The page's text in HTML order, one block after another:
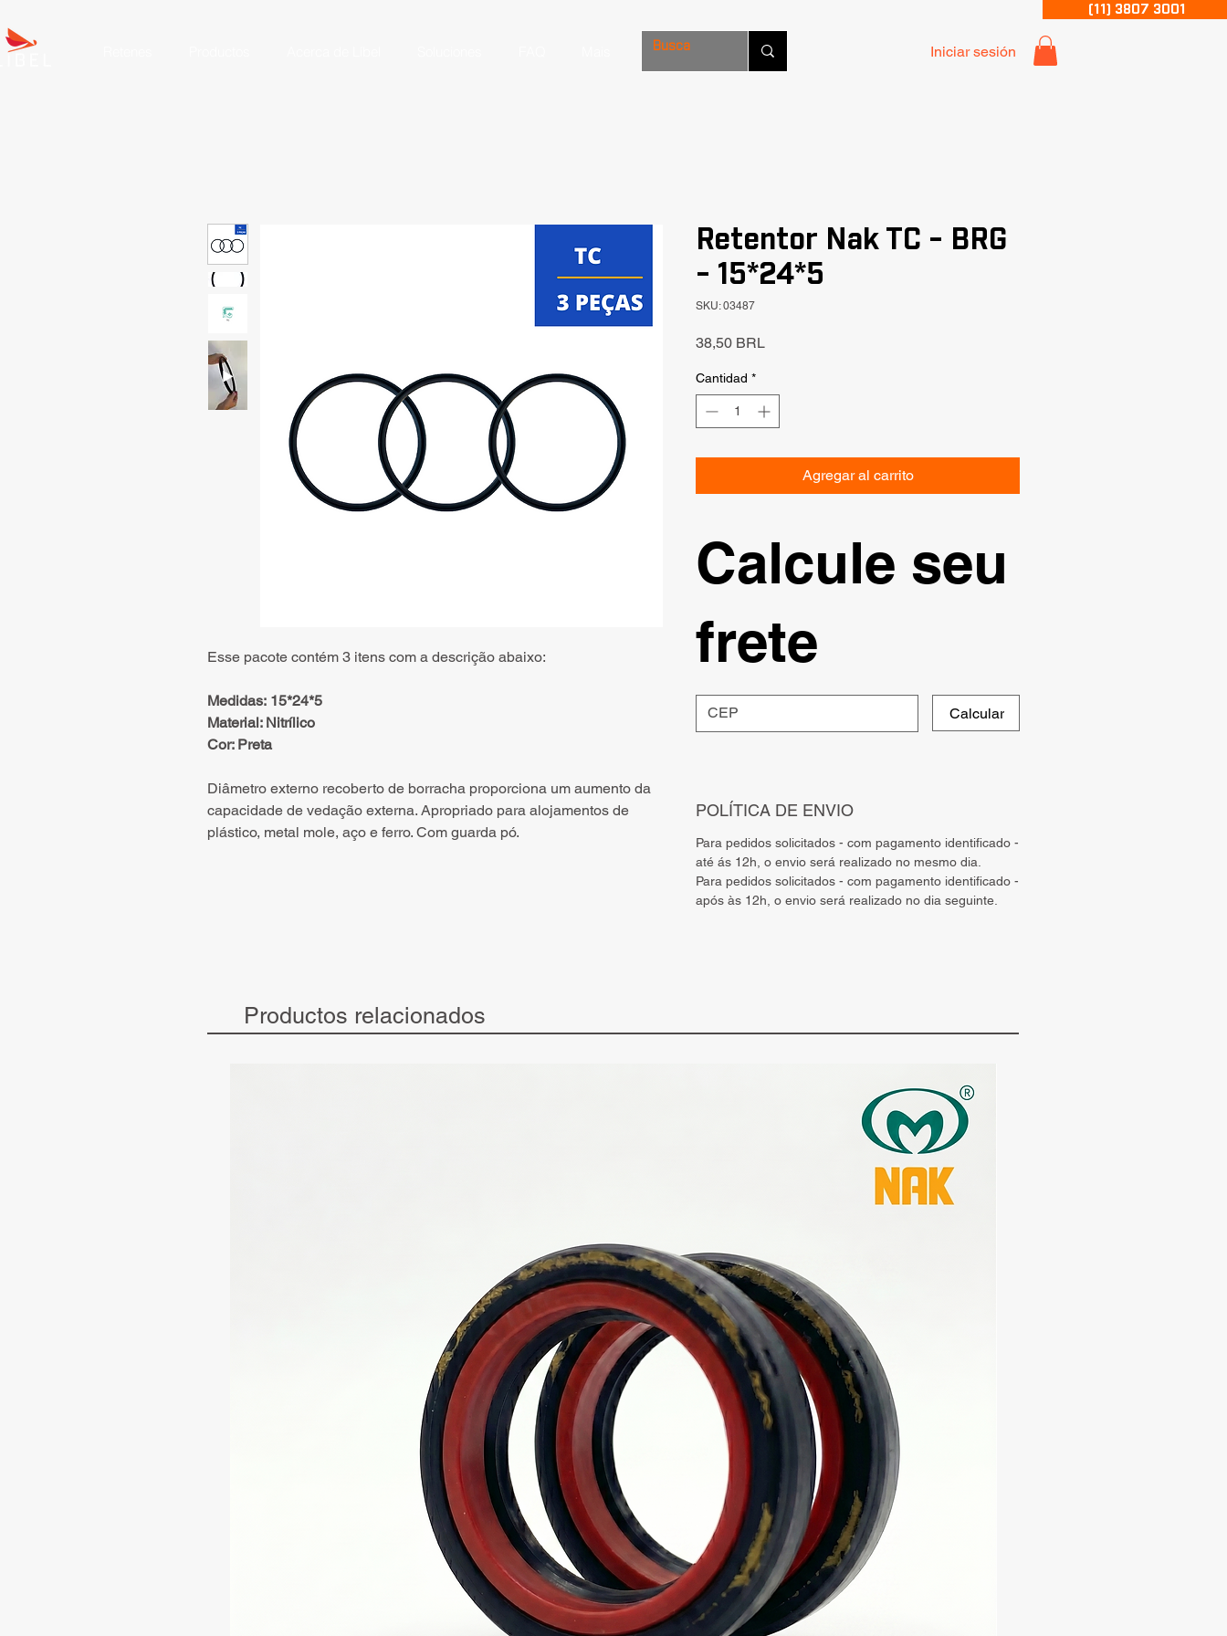
(11) 3807 3001
Iniciar sesión
Esse pacote contém 3 itens com a descrição abaixo:
Medidas: 15*24*5
Material: Nitrílico
Cor: Preta
Diâmetro externo recoberto de borracha proporciona um aumento da
capacidade de vedação externa. Apropriado para alojamentos de
plástico, metal mole, aço e ferro. Com guarda pó.
Retentor Nak TC - BRG
- 15*24*5
SKU: 03487
38,50 BRLPrecio
Cantidad *
Agregar al carrito
Calcule seu
frete
Calcular
POLÍTICA DE ENVIO
Para pedidos solicitados - com pagamento identificado -
até ás 12h, o envio será realizado no mesmo dia.
Para pedidos solicitados - com pagamento identificado -
após às 12h, o envio será realizado no dia seguinte.
Productos relacionados